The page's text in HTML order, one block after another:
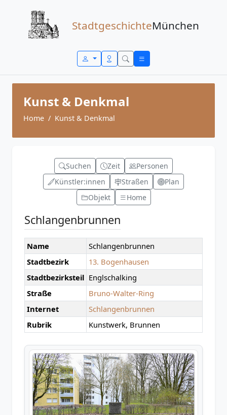
StadtgeschichteMünchen
Kunst & Denkmal
Home Kunst & Denkmal
Suchen Zeit
Personen
Künstler:innen
Straßen
Plan
Objekt
Home
Schlangenbrunnen
Name
Schlangenbrunnen
Stadtbezirk
13. Bogenhausen
Stadtbezirksteil Englschalking
Straße
Bruno-Walter-Ring
Internet
Schlangenbrunnen
Rubrik
Kunstwerk, Brunnen